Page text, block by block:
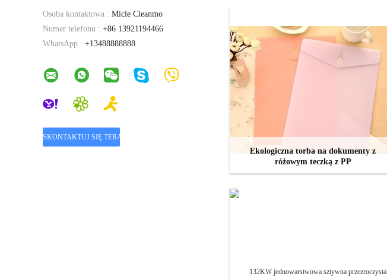
Osoba kontaktowa : Micle Cleanmo
Numer telefonu : +86 13921194466
WhatsApp : +13488888888
Ekologiczna torba na dokumenty z
różowym teczką z PP